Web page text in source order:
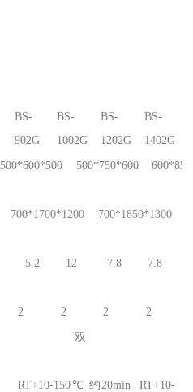
BS-
902G
BS-
1002G
BS-
1202G
BS-
1402G
500*600*500 500*750*600
700*1700*1200 700*1850*1300
5.2 12 7.8 7.8
2 2 2 2
双
RT+10-150℃ 约20min RT+10-